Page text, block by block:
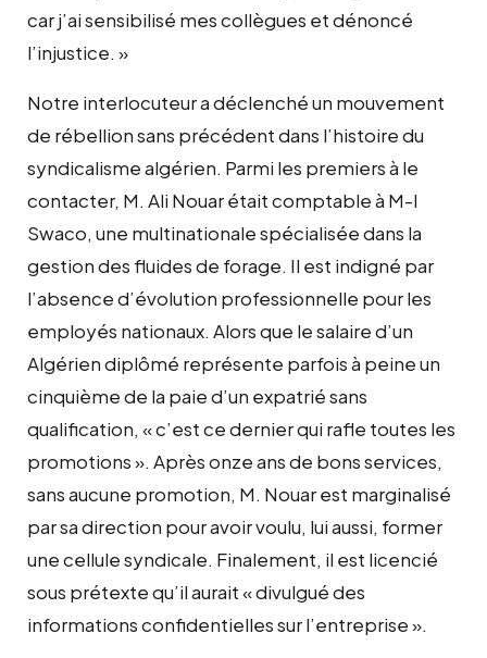
car j’ai sensibilisé mes collègues et dénoncé
l’injustice. »
Notre interlocuteur a déclenché un mouvement
de rébellion sans précédent dans l’histoire du
syndicalisme algérien. Parmi les premiers à le
contacter, M. Ali Nouar était comptable à M-I
Swaco, une multinationale spécialisée dans la
gestion des fluides de forage. Il est indigné par
l’absence d’évolution professionnelle pour les
employés nationaux. Alors que le salaire d’un
Algérien diplômé représente parfois à peine un
cinquième de la paie d’un expatrié sans
qualification, « c’est ce dernier qui rafle toutes les
promotions ». Après onze ans de bons services,
sans aucune promotion, M. Nouar est marginalisé
par sa direction pour avoir voulu, lui aussi, former
une cellule syndicale. Finalement, il est licencié
sous prétexte qu’il aurait « divulgué des
informations confidentielles sur l’entreprise ».